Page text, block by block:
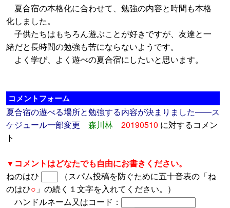
夏合宿の本格化に合わせて、勉強の内容と時間も本格
化しました。
子供たちはもちろん遊ぶことが好きですが、友達と一
緒だと長時間の勉強も苦にならないようです。
よく学び、よく遊べの夏合宿にしたいと思います。
コメントフォーム
夏合宿の遊べる場所と勉強する内容が決まりました――ス
ケジュール一部変更
森川林 20190510 に対するコメン
ト
▼コメントはどなたでも自由にお書きください。
ねのはひ
（スパム投稿を防ぐために五十音表の「ね
のはひ○ 」の続く１文字を入れてください。）
ハンドルネーム又はコード：